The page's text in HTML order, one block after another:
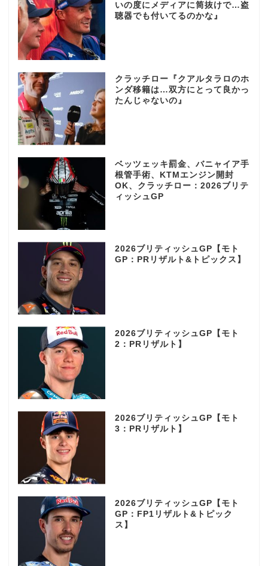
いの度にメディアに筒抜けで…盗
聴器でも付いてるのかな』
クラッチロー『クアルタラロのホ
ンダ移籍は…双方にとって良かっ
たんじゃないの』
ベッツェッキ罰金、バニャイア手
根管手術、KTMエンジン開封
OK、クラッチロー：2026ブリテ
ィッシュGP
2026ブリティッシュGP【モト
GP：PRリザルト&トピックス】
2026ブリティッシュGP【モト
2：PRリザルト】
2026ブリティッシュGP【モト
3：PRリザルト】
2026ブリティッシュGP【モト
GP：FP1リザルト&トピック
ス】